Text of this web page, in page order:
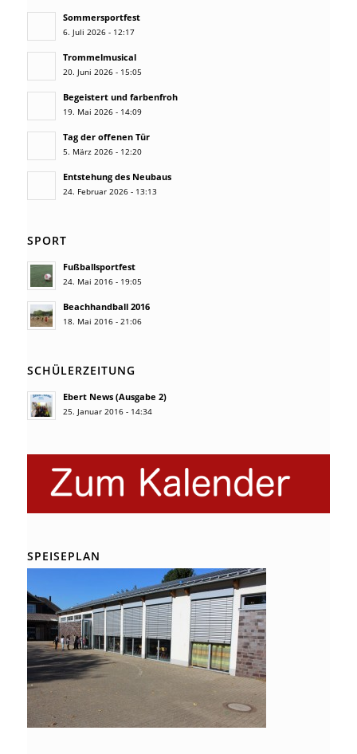
Sommersportfest
6. Juli 2026 - 12:17
Trommelmusical
20. Juni 2026 - 15:05
Begeistert und farbenfroh
19. Mai 2026 - 14:09
Tag der offenen Tür
5. März 2026 - 12:20
Entstehung des Neubaus
24. Februar 2026 - 13:13
SPORT
Fußballsportfest
24. Mai 2016 - 19:05
Beachhandball 2016
18. Mai 2016 - 21:06
SCHÜLERZEITUNG
Ebert News (Ausgabe 2)
25. Januar 2016 - 14:34
SPEISEPLAN